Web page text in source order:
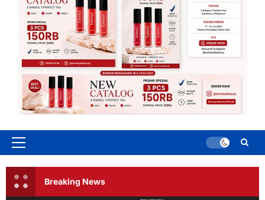
Primary
Breaking News